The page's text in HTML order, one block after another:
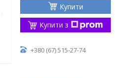
Купити
Купити з
+380 (67) 515-27-74